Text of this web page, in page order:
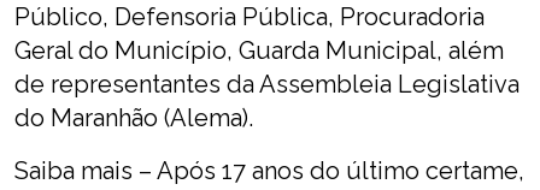
Público, Defensoria Pública, Procuradoria
Geral do Município, Guarda Municipal, além
de representantes da Assembleia Legislativa
do Maranhão (Alema).
Saiba mais – Após 17 anos do último certame,